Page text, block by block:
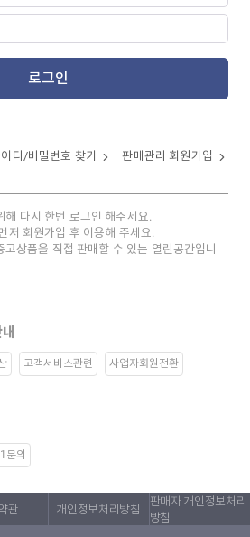
로그인
디/비밀번호 찾기 판매관리 회원가입
해 다시 한번 로그인 해주세요.
저 회원가입 후 이용해 주세요.
상품을 직접 판매할 수 있는 열린공간입니
고객서비스관련 사업자회원전환
문의
관 개인정보처리방침
판매자 개인정보처리
방침